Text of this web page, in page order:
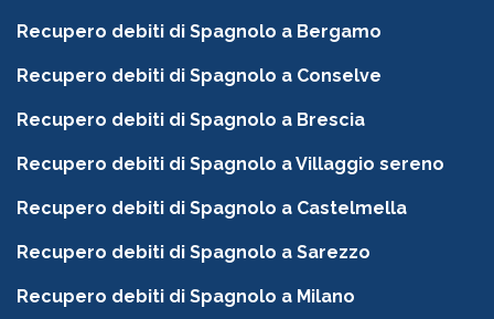
Recupero debiti di Spagnolo a Bergamo
Recupero debiti di Spagnolo a Conselve
Recupero debiti di Spagnolo a Brescia
Recupero debiti di Spagnolo a Villaggio sereno
Recupero debiti di Spagnolo a Castelmella
Recupero debiti di Spagnolo a Sarezzo
Recupero debiti di Spagnolo a Milano